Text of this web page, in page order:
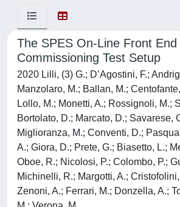
The SPES On-Line Front End
Commissioning Test Setup
2020 Lilli, (3) G.; D’Agostini, F.;
Manzolaro, M.; Ballan, M.;
Lollo, M.; Monetti, A.; Rossignoli, M.;
Bortolato, D.; Marcato, D.; Savarese,
Miglioranza, M.; Conventi, D.;
A.; Giora, D.; Prete, G.; Biasetto, L.;
Oboe, R.; Nicolosi, P.; Colombo, P.;
Michinelli, R.; Margotti, A.;
Zenoni, A.; Ferrari, M.; Donzella, A.;